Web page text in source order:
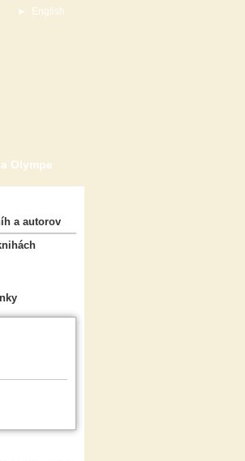
► English
Olympe
a autorov